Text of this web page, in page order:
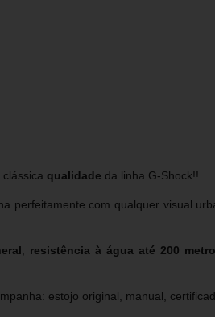
clássica qualidade da linha G-Shock!!
perfeitamente com qualquer visual
, resistência à água até 200
estojo original, manual,